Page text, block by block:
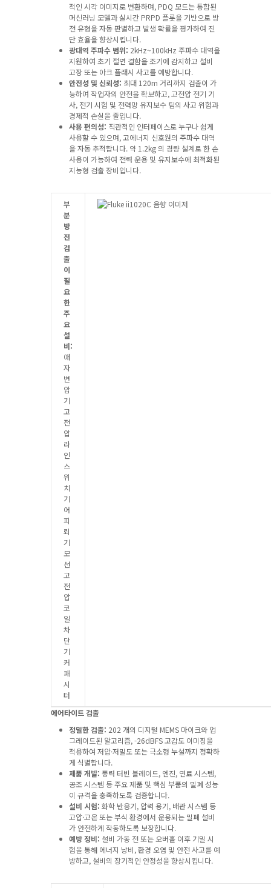
적인 시각 이미지로 변환하며, PDQ 모드는 통합된
머신러닝 모델과 실시간 PRPD 플롯을 기반으로 방
전 유형을 자동 판별하고 발생 확률을 평가하여 진
단 효율을 향상시킵니다.
광대역 주파수 범위: 2kHz~100kHz 주파수 대역을
지원하여 초기 절연 결함을 조기에 감지하고 설비
고장 또는 아크 플래시 사고를 예방합니다.
안전성 및 신뢰성: 최대 120m 거리까지 검출이 가
능하여 작업자의 안전을 확보하고, 고전압 전기 기
사, 전기 시험 및 전력망 유지보수 팀의 사고 위험과
경제적 손실을 줄입니다.
사용 편의성: 직관적인 인터페이스로 누구나 쉽게
사용할 수 있으며, 고에너지 신호원의 주파수 대역
을 자동 추적합니다. 약 1.2kg 의 경량 설계로 한 손
사용이 가능하여 전력 운용 및 유지보수에 최적화된
지능형 검출 장비입니다.
부
분
방
전
검
출
이
필
요
한
주
요
설
비:
애
자
변
압
기
고
전
압
라
인
스
위
치
기
어
피
뢰
기
모
선
고
전
압
코
일
차
단
기
커
패
시
터
에어타이트 검출
정밀한 검출: 202 개의 디지털 MEMS 마이크와 업
그레이드된 알고리즘, -26dBFS 고감도 이미징을
적용하여 저압·저밀도 또는 극소형 누설까지 정확하
게 식별합니다.
제품 개발: 풍력 터빈 블레이드, 엔진, 연료 시스템,
공조 시스템 등 주요 제품 및 핵심 부품의 밀폐 성능
이 규격을 충족하도록 검증합니다.
설비 시험: 화학 반응기, 압력 용기, 배관 시스템 등
고압·고온 또는 부식 환경에서 운용되는 밀폐 설비
가 안전하게 작동하도록 보장합니다.
예방 정비: 설비 가동 전 또는 오버홀 이후 기밀 시
험을 통해 에너지 낭비, 환경 오염 및 안전 사고를 예
방하고, 설비의 장기적인 안정성을 향상시킵니다.